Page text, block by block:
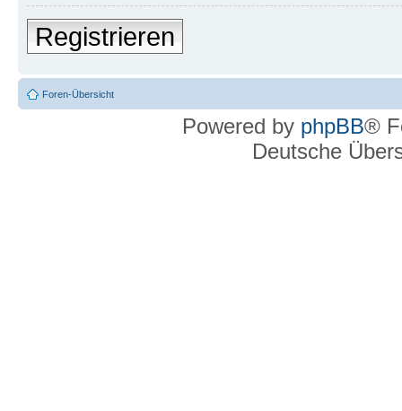
Registrieren
Foren-Übersicht
Powered by phpBB®
Deutsche